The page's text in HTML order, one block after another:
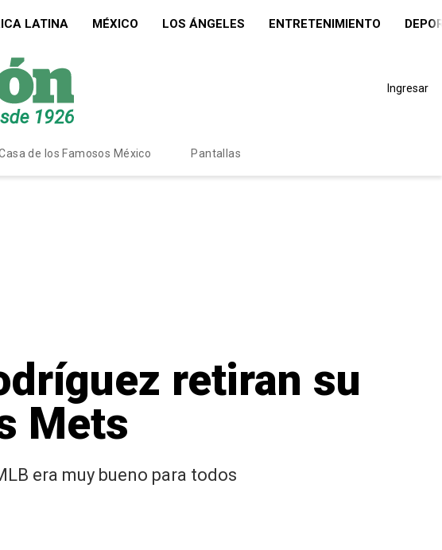
LATINA MÉXICO LOS ÁNGELES ENTRETENIMIENTO
Ingresar
Casa de los Famosos México Pantallas
retiran su
Mets
era muy bueno para todos